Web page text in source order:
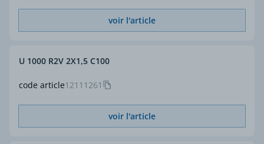
voir l'article
code article12111261
U 1000 R2V 2X1,5 C100
voir l'article